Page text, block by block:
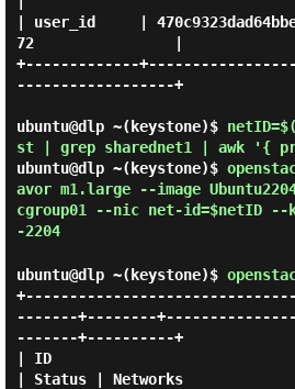
| user_id     |
72                |
+-------------
------------------+
ubuntu@dlp ~(keystone)$
st | grep sharednet1 | awk '{
ubuntu@dlp ~(keystone)$
avor m1.large --image
cgroup01 --nic net-id=$netID --
-2204
ubuntu@dlp ~(keystone)$
-------+--------
-------+----------+
| ID
| Status | Networks